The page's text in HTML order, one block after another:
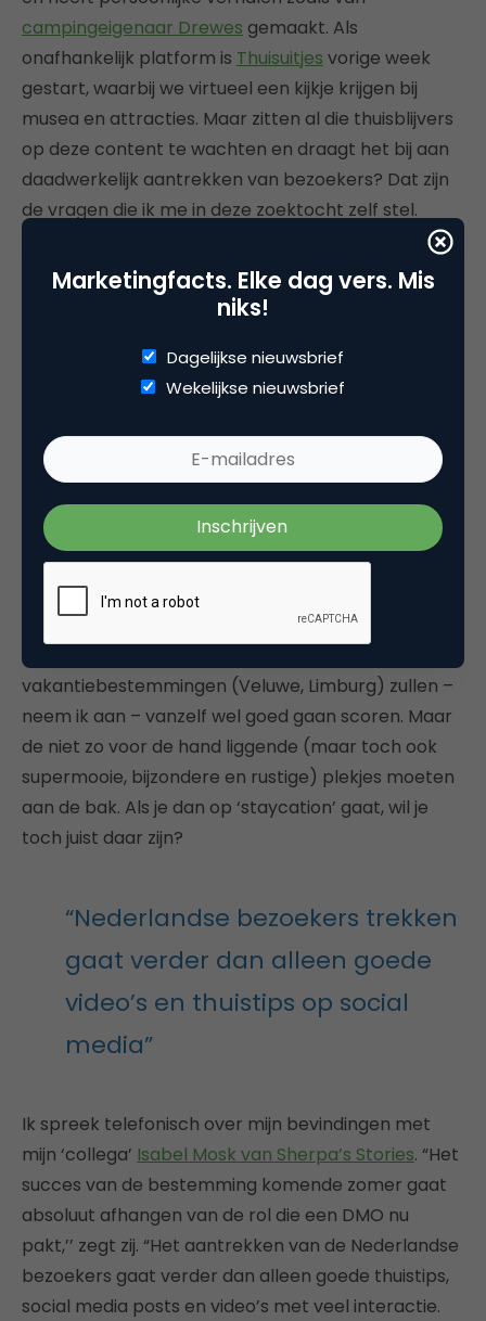
campingeigenaar Drewes gemaakt. Als
onafhankelijk platform is Thuisuitjes vorige week
gestart, waarbij we virtueel een kijkje krijgen bij
musea en attracties. Maar zitten al die thuisblijvers
op deze content te wachten en draagt het bij aan
daadwerkelijk aantrekken van bezoekers? Dat zijn
de vragen die ik me in deze zoektocht zelf stel.
Vooruitkijken
Uit de hele rondgang langs de in totaal zo’n 40
Nederlandse bestemmingorganisaties, in jargon ook
wel DMO’s, blijkt dat op slechts één bestemming na
hashtag #zoveelomnaaruittekijken inspireert de
Achterhoek tot nog toe als enige bestemming met
het oog op de toekomst. Ja, ik snap dat er nu
gehandeld is om op de korte termijn de pijn te
verzachten en dat heel veel ondernemers in het
nauw zitten door deze crisis. Maar er zijn absoluut
ook kansen als 17 miljoen Nederlanders in eigen land
op vakantie gaan. De bekende
vakantiebestemmingen (Veluwe, Limburg) zullen –
neem ik aan – vanzelf wel goed gaan scoren. Maar
de niet zo voor de hand liggende (maar toch ook
supermooie, bijzondere en rustige) plekjes moeten
aan de bak. Als je dan op ‘staycation’ gaat, wil je
toch juist daar zijn?
“Nederlandse bezoekers trekken
gaat verder dan alleen goede
video’s en thuistips op social
media”
Ik spreek telefonisch over mijn bevindingen met
mijn ‘collega’ Isabel Mosk van Sherpa’s Stories. “Het
succes van de bestemming komende zomer gaat
absoluut afhangen van de rol die een DMO nu
pakt,’’ zegt zij. “Het aantrekken van de Nederlandse
bezoekers gaat verder dan alleen goede thuistips,
social media posts en video’s met veel interactie.
Marketingfacts. Elke dag vers. Mis
niks!
Dagelijkse nieuwsbrief
Wekelijkse nieuwsbrief